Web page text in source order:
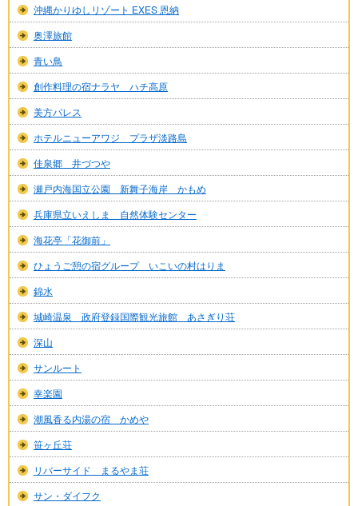
沖縄かりゆしリゾート EXES 恩納
奥澤旅館
青い鳥
創作料理の宿ナラヤ ハチ高原
美方パレス
ホテルニューアワジ プラザ淡路島
佳泉郷 井づつや
瀬戸内海国立公園 新舞子海岸 かもめ
兵庫県立いえしま 自然体験センター
海花亭「花御前」
ひょうご憩の宿グループ いこいの村はりま
錦水
城崎温泉 政府登録国際観光旅館 あさぎり荘
深山
サンルート
幸楽園
潮風香る内湯の宿 かめや
笹ヶ丘荘
リバーサイド まるやま荘
サン・ダイフク